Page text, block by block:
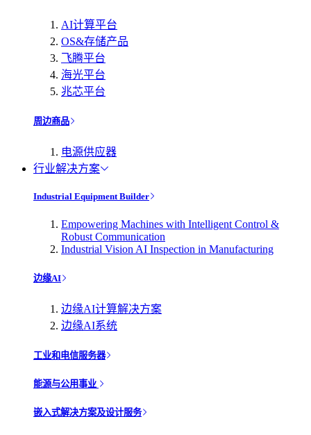
AI计算平台
OS&存储产品
飞腾平台
海光平台
兆芯平台
周边商品
电源供应器
行业解决方案
Industrial Equipment Builder
Empowering Machines with Intelligent Control &
Robust Communication
Industrial Vision AI Inspection in Manufacturing
边缘AI
边缘AI计算解决方案
边缘AI系统
工业和电信服务器
能源与公用事业
嵌入式解决方案及设计服务